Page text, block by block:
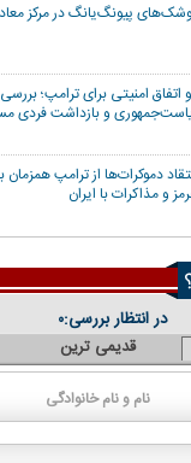
پیونگ‌یانگ در مرکز
اتفاق امنیتی برای ترامپ؛ بررسی
و بازداشت فردی
دموکرات‌ها از ترامپ همزمان
و مذاکرات با ایران
در انتظار بررسی:۰
قدیمی ترین
نام و نام خانوادگی